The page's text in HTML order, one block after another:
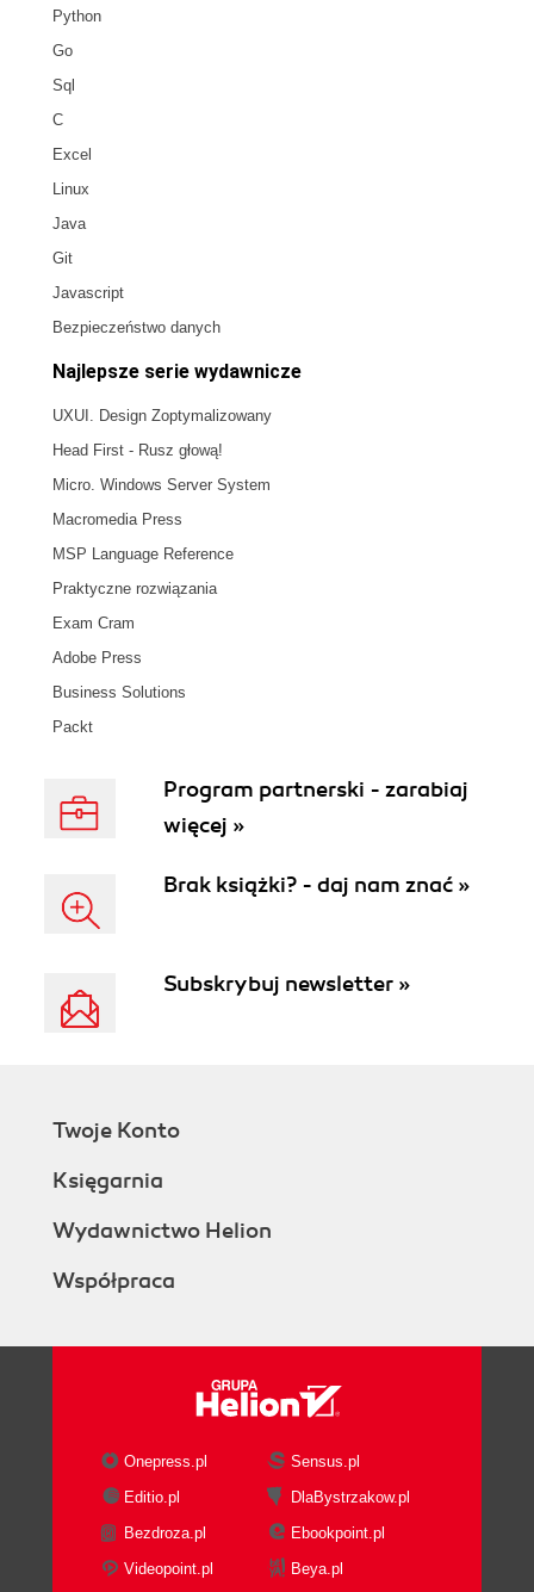
Python
Go
Sql
C
Excel
Linux
Java
Git
Javascript
Bezpieczeństwo danych
Najlepsze serie wydawnicze
UXUI. Design Zoptymalizowany
Head First - Rusz głową!
Micro. Windows Server System
Macromedia Press
MSP Language Reference
Praktyczne rozwiązania
Exam Cram
Adobe Press
Business Solutions
Packt
Program partnerski - zarabiaj
więcej »
Brak książki? - daj nam znać »
Subskrybuj newsletter »
Twoje Konto
Księgarnia
Wydawnictwo Helion
Współpraca
Onepress.pl
Sensus.pl
Editio.pl
DlaBystrzakow.pl
Bezdroza.pl
Ebookpoint.pl
Videopoint.pl
Beya.pl